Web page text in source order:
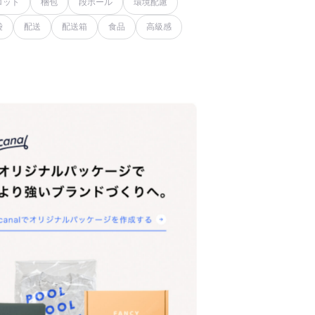
ット 梱包 段ボール 環境配慮
配送 配送箱 食品 高級感